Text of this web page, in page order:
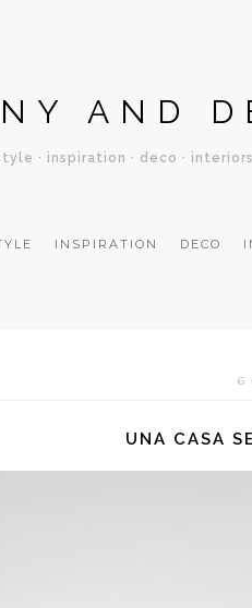
AND
· inspiration · deco · interiors
INSPIRATION DECO
6
UNA CASA